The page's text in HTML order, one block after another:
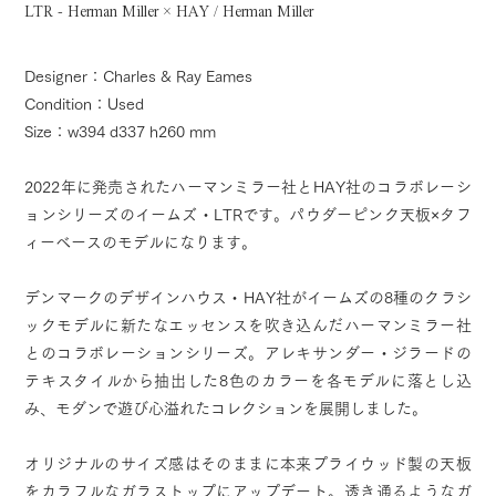
LTR - Herman Miller × HAY / Herman Miller
Designer：Charles & Ray Eames
Condition：Used
Size：w394 d337 h260 mm
2022年に発売されたハーマンミラー社とHAY社のコラボレーシ
ョンシリーズのイームズ・LTRです。パウダーピンク天板×タフ
ィーベースのモデルになります。
デンマークのデザインハウス・HAY社がイームズの8種のクラシ
ックモデルに新たなエッセンスを吹き込んだハーマンミラー社
とのコラボレーションシリーズ。アレキサンダー・ジラードの
テキスタイルから抽出した8色のカラーを各モデルに落とし込
み、モダンで遊び心溢れたコレクションを展開しました。
オリジナルのサイズ感はそのままに本来プライウッド製の天板
をカラフルなガラストップにアップデート。透き通るようなガ